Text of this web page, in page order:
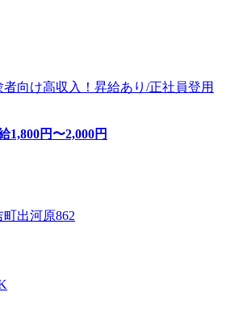
者向け高収入！昇給あり/正社員登用
1,800円〜2,000円
出河原862